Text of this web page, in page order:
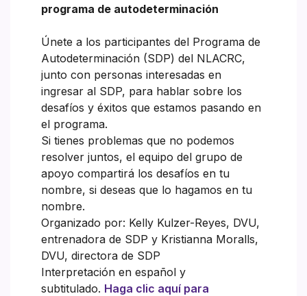
programa de autodeterminación
Únete a los participantes del Programa de
Autodeterminación (SDP) del NLACRC,
junto con personas interesadas en
ingresar al SDP, para hablar sobre los
desafíos y éxitos que estamos pasando en
el programa.
Si tienes problemas que no podemos
resolver juntos, el equipo del grupo de
apoyo compartirá los desafíos en tu
nombre, si deseas que lo hagamos en tu
nombre.
Organizado por: Kelly Kulzer-Reyes, DVU,
entrenadora de SDP y Kristianna Moralls,
DVU, directora de SDP
Interpretación en español y
subtitulado. Haga clic aquí para